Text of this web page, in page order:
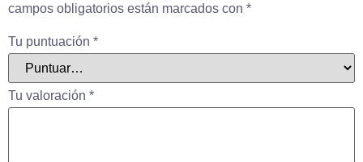
campos obligatorios están marcados con *
Tu puntuación *
Tu valoración *